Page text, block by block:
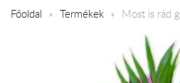
Főoldal Termékek Most is rád